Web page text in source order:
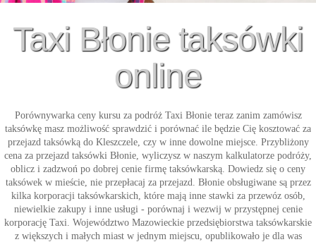
Taxi Błonie taksówki
online
Porównywarka ceny kursu za podróż Taxi Błonieteraz zanim zamówisz
taksówkę masz możliwość sprawdzić i porównać ile będzie Cię kosztować za
przejazd taksówką do Kleszczele, czy w inne dowolne miejsce. Przybliżony
cena za przejazd taksówki Błonie, wyliczysz w naszym kalkulatorze podróży,
oblicz i zadzwoń po dobrej cenie firmę taksówkarską. Dowiedz się o ceny
taksówek w mieście, nie przepłacaj za przejazd. Błonie obsługiwane są przez
kilka korporacji taksówkarskich, które mają inne stawki za przewóz osób,
niewielkie zakupy i inne usługi - porównaj i wezwij w przystępnej cenie
korporację Taxi. Województwo Mazowieckie przedsiębiorstwa taksówkarskie
z większych i małych miast w jednym miejscu, opublikowało je dla was